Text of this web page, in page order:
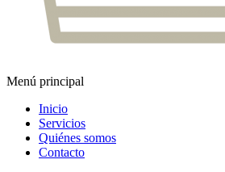
Menú principal
Inicio
Servicios
Quiénes somos
Contacto